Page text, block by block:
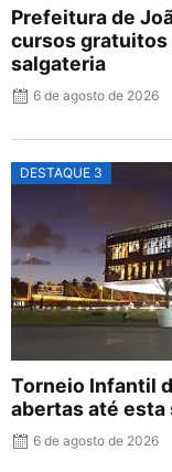
Prefeitura de
cursos gratuitos
salgateria
6 de agosto de 2026
DESTAQUE 3
Torneio Infantil
abertas até
6 de agosto de 2026